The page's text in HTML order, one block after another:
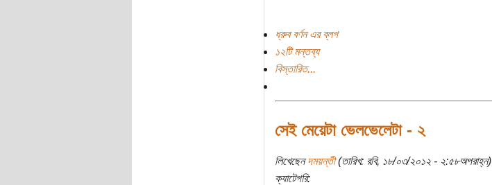
ধ্রুব বর্ণন এর ব্লগ
১২টি মন্তব্য
বিস্তারিত...
সেই মেয়েটা ভেলভেলেটা - ২
লিখেছেনদময়ন্তী(তারিখ: রবি, ১৮/০৩/২০১২ - ২:৫৮অপরাহ্ন)
ক্যাটেগরি: